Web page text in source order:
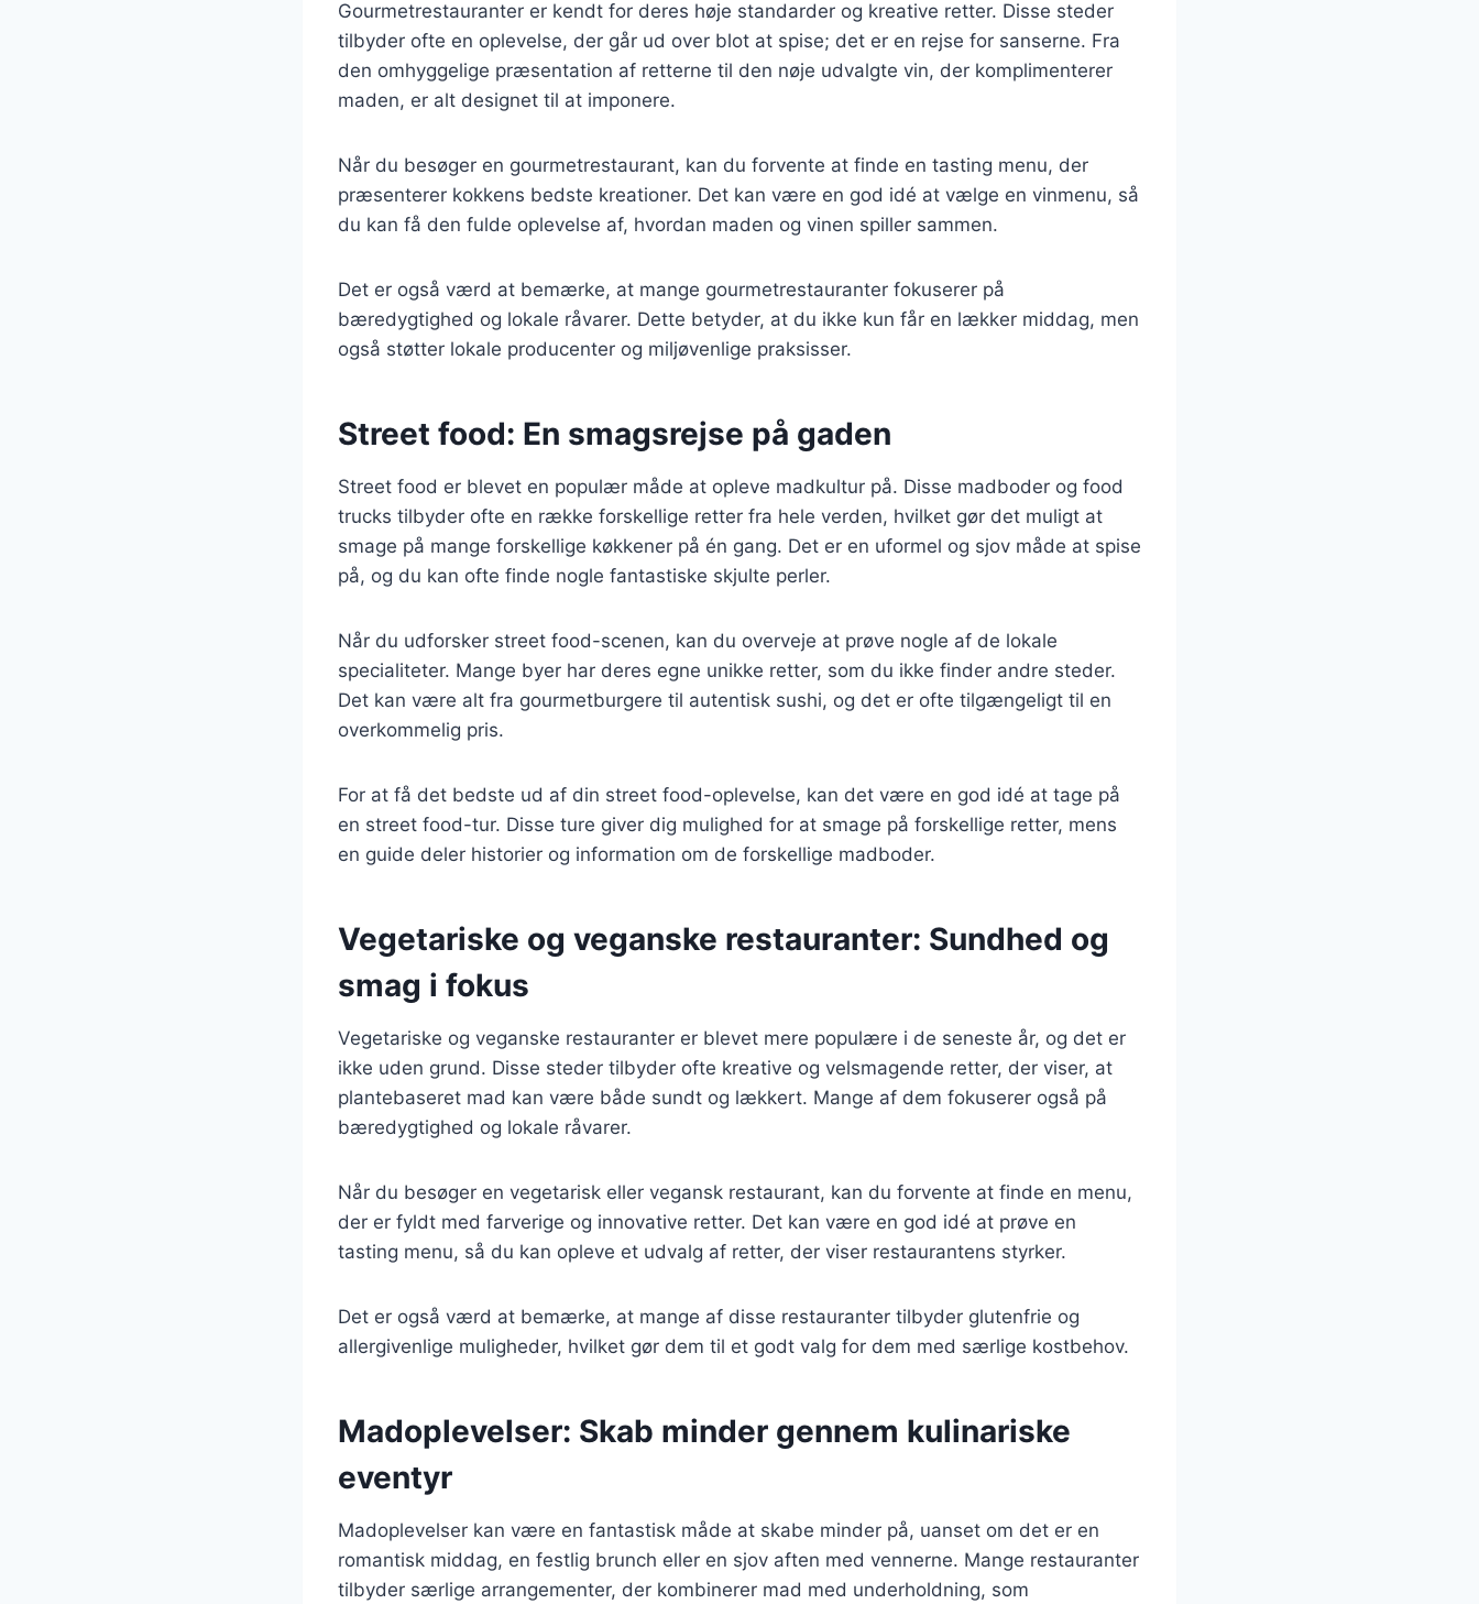
Gourmetrestauranter er kendt for deres høje standarder og kreative retter. Disse steder
tilbyder ofte en oplevelse, der går ud over blot at spise; det er en rejse for sanserne. Fra
den omhyggelige præsentation af retterne til den nøje udvalgte vin, der komplimenterer
maden, er alt designet til at imponere.
Når du besøger en gourmetrestaurant, kan du forvente at finde en tasting menu, der
præsenterer kokkens bedste kreationer. Det kan være en god idé at vælge en vinmenu, så
du kan få den fulde oplevelse af, hvordan maden og vinen spiller sammen.
Det er også værd at bemærke, at mange gourmetrestauranter fokuserer på
bæredygtighed og lokale råvarer. Dette betyder, at du ikke kun får en lækker middag, men
også støtter lokale producenter og miljøvenlige praksisser.
Street food: En smagsrejse på gaden
Street food er blevet en populær måde at opleve madkultur på. Disse madboder og food
trucks tilbyder ofte en række forskellige retter fra hele verden, hvilket gør det muligt at
smage på mange forskellige køkkener på én gang. Det er en uformel og sjov måde at spise
på, og du kan ofte finde nogle fantastiske skjulte perler.
Når du udforsker street food-scenen, kan du overveje at prøve nogle af de lokale
specialiteter. Mange byer har deres egne unikke retter, som du ikke finder andre steder.
Det kan være alt fra gourmetburgere til autentisk sushi, og det er ofte tilgængeligt til en
overkommelig pris.
For at få det bedste ud af din street food-oplevelse, kan det være en god idé at tage på
en street food-tur. Disse ture giver dig mulighed for at smage på forskellige retter, mens
en guide deler historier og information om de forskellige madboder.
Vegetariske og veganske restauranter: Sundhed og
smag i fokus
Vegetariske og veganske restauranter er blevet mere populære i de seneste år, og det er
ikke uden grund. Disse steder tilbyder ofte kreative og velsmagende retter, der viser, at
plantebaseret mad kan være både sundt og lækkert. Mange af dem fokuserer også på
bæredygtighed og lokale råvarer.
Når du besøger en vegetarisk eller vegansk restaurant, kan du forvente at finde en menu,
der er fyldt med farverige og innovative retter. Det kan være en god idé at prøve en
tasting menu, så du kan opleve et udvalg af retter, der viser restaurantens styrker.
Det er også værd at bemærke, at mange af disse restauranter tilbyder glutenfrie og
allergivenlige muligheder, hvilket gør dem til et godt valg for dem med særlige kostbehov.
Madoplevelser: Skab minder gennem kulinariske
eventyr
Madoplevelser kan være en fantastisk måde at skabe minder på, uanset om det er en
romantisk middag, en festlig brunch eller en sjov aften med vennerne. Mange restauranter
tilbyder særlige arrangementer, der kombinerer mad med underholdning, som